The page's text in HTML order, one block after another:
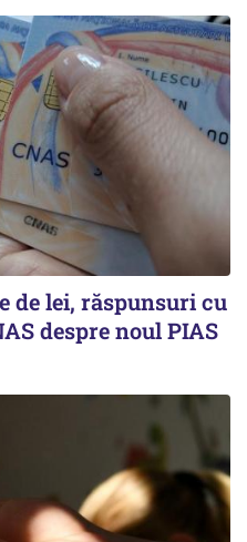
de lei, răspunsuri cu
despre noul PIAS